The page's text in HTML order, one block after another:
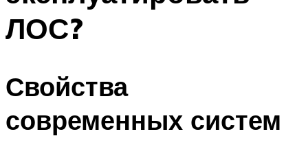
ЛОС?
Свойства
современных систем